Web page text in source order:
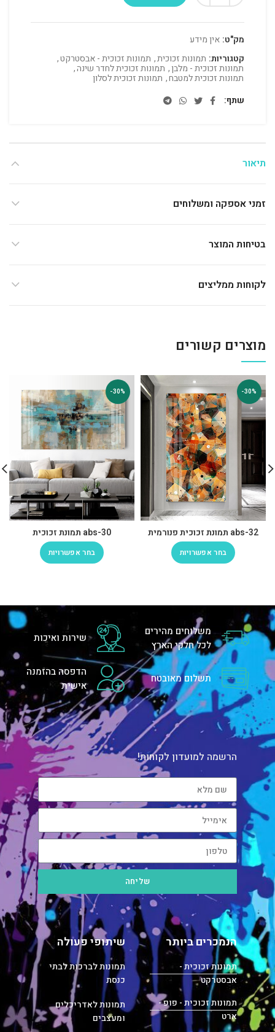
מק"ט: אין מידע
קטגוריות: תמונות זכוכית, תמונות זכוכית - אבסטרקט,
תמונות זכוכית - מלבן, תמונות זכוכית לחדר שינה,
תמונות זכוכית למטבח, תמונות זכוכית לסלון
שתף
תיאור
זמני אספקה ומשלוחים
בטיחות המוצר
לקוחות ממליצים
מוצרים קשורים
-30%
abs-32 תמונת זכוכית פנורמית
בחר אפשרויות
-30%
abs-30 תמונת זכוכית
בחר אפשרויות
משלוחים מהירים
לכל חלקי הארץ
שירות ואיכות
תשלום מאובטח
הדפסה בהזמנה
אישית
הרשמה למועדון לקוחות!
שליחה
הנמכרים ביותר
תמונות זכוכית -
אבסטרקט
תמונות זכוכית - פופ -
ארט
שיתופי פעולה
תמונות לברכות לבתי
כנסת
תמונות לאדריכלים
ומעצבים